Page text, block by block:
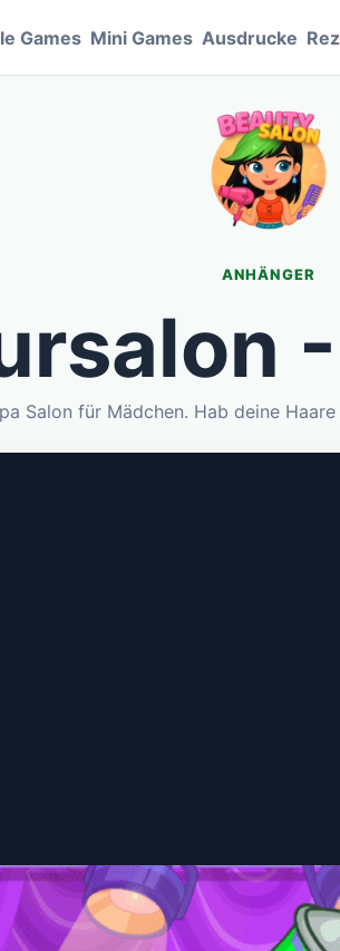
Games Mini Games Ausdrucke
ANHÄNGER
Salon für Mädchen. Hab deine